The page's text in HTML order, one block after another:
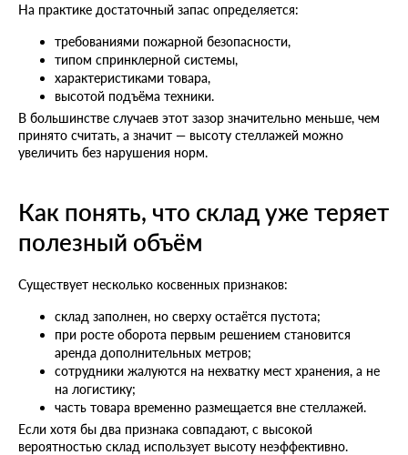
На практике достаточный запас определяется:
требованиями пожарной безопасности,
типом спринклерной системы,
характеристиками товара,
высотой подъёма техники.
В большинстве случаев этот зазор значительно меньше, чем
принято считать, а значит — высоту стеллажей можно
увеличить без нарушения норм.
Как понять, что склад уже теряет
полезный объём
Существует несколько косвенных признаков:
склад заполнен, но сверху остаётся пустота;
при росте оборота первым решением становится
аренда дополнительных метров;
сотрудники жалуются на нехватку мест хранения, а не
на логистику;
часть товара временно размещается вне стеллажей.
Если хотя бы два признака совпадают, с высокой
вероятностью склад использует высоту неэффективно.